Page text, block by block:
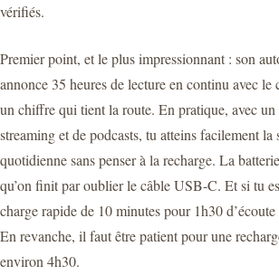
vérifiés.
Premier point, et le plus impressionnant : son
annonce 35 heures de lecture en continu avec le
un chiffre qui tient la route. En pratique, avec
streaming et de podcasts, tu atteins facilement la
quotidienne sans penser à la recharge. La
qu’on finit par oublier le câble USB-C. Et si tu
charge rapide de 10 minutes pour 1h30
En revanche, il faut être patient pour une
environ 4h30.